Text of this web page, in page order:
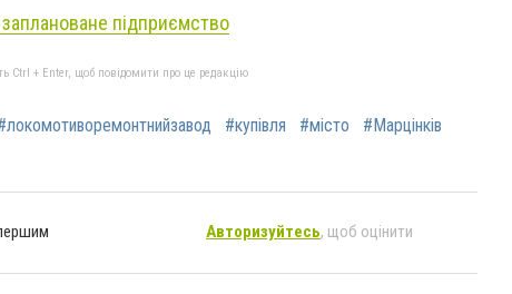
підприємство
Ctrl + Enter, щоб повідомити про це редакцію
#купівля #місто
#Марцінків
Авторизуйтесь, щоб оцінити